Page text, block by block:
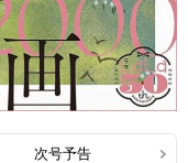
次号予告